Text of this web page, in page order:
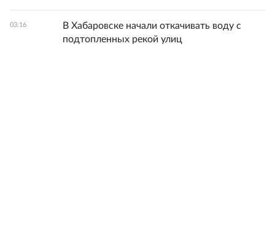
03:16
В Хабаровске начали откачивать воду с
подтопленных рекой улиц